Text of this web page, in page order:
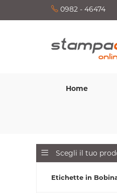
0982 - 46474
Home
Scegli il tuo
Etichette in